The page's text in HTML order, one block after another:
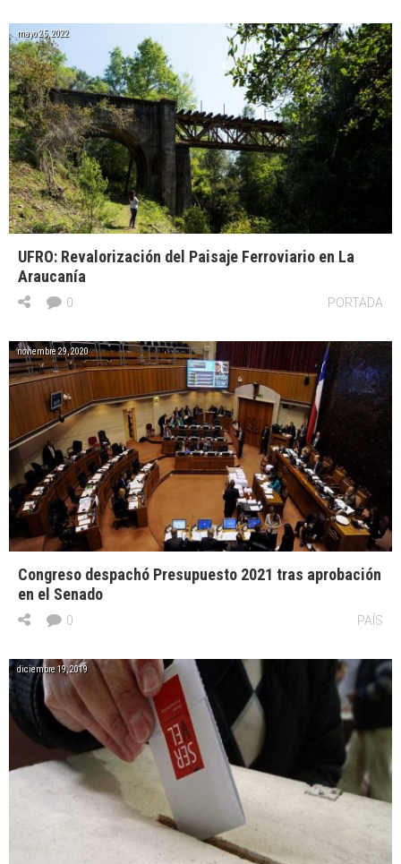
mayo 25, 2022
UFRO: Revalorización del Paisaje Ferroviario en La
Araucanía
PORTADA
0
noviembre 29, 2020
Congreso despachó Presupuesto 2021 tras aprobación
en el Senado
PAÍS
0
diciembre 19, 2019